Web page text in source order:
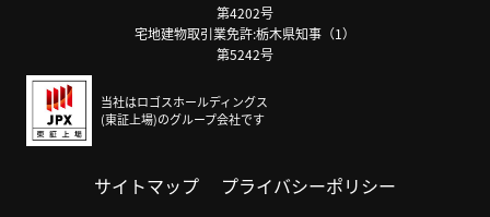
第4202号
宅地建物取引業免許:栃木県知事（1）
第5242号
当社はロゴスホールディングス
(東証上場)のグループ会社です
サイトマップ プライバシーポリシー